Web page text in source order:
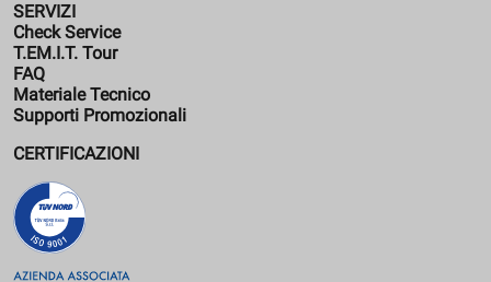
SERVIZI
Check Service
T.EM.I.T. Tour
FAQ
Materiale Tecnico
Supporti Promozionali
CERTIFICAZIONI